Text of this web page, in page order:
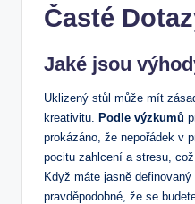
Časté
Jaké ​jsou
Uklizený stůl může mít
kreativitu. Podle výzkumů
prokázáno, že nepořádek v
pocitu zahlcení a stresu,
Když máte​ jasně
pravděpodobné, že se